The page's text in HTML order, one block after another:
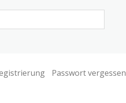
Passwort vergessen